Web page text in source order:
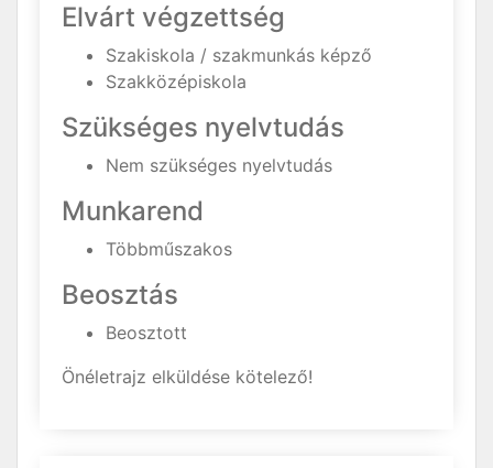
Elvárt végzettség
Szakiskola / szakmunkás képző
Szakközépiskola
Szükséges nyelvtudás
Nem szükséges nyelvtudás
Munkarend
Többműszakos
Beosztás
Beosztott
Önéletrajz elküldése kötelező!